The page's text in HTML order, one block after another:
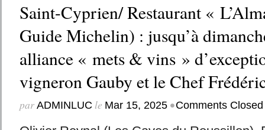
Saint-Cyprien/ Restaurant «
Guide Michelin) : jusqu’à
alliance « mets & vins »
vigneron Gauby et le Chef
par ADMINLUC le Mar 15, 2025 •Comments Closed